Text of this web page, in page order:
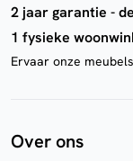
2 jaar garantie -
1 fysieke
Ervaar onze
Over ons